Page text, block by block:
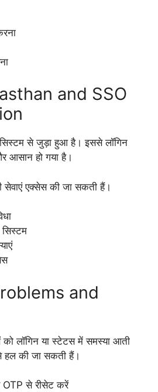
and SSO
से जुड़ा हुआ है। इससे लॉगिन
आसान हो गया है।
सेवाएं एक्सेस की जा सकती हैं।
and
लॉगिन या स्टेटस में समस्या आती
हल की जा सकती हैं।
OTP से रीसेट करें